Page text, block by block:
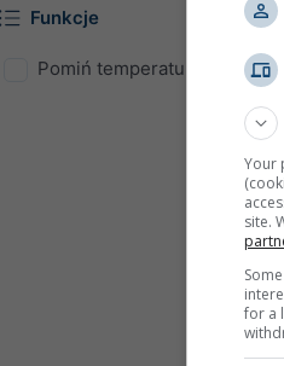
Funkcje
Pomiń temperaturę i
Your
site.
for a